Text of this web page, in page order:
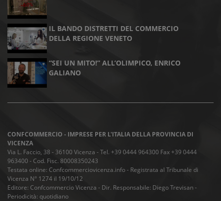
IL BANDO DISTRETTI DEL COMMERCIO
DELLA REGIONE VENETO
“SEI UN MITO!” ALL’OLIMPICO, ENRICO
GALIANO
CONFCOMMERCIO - IMPRESE PER L'ITALIA DELLA PROVINCIA DI
VICENZA
Via L. Faccio, 38 - 36100 Vicenza - Tel. +39 0444 964300 Fax +39 0444
963400 - Cod. Fisc. 80008350243
Testata online: Confcommerciovicenza.info - Registrata al Tribunale di
Vicenza N° 1274 il 19/10/12
Editore: Confcommercio Vicenza - Dir. Responsabile: Diego Trevisan -
Periodicità: quotidiano